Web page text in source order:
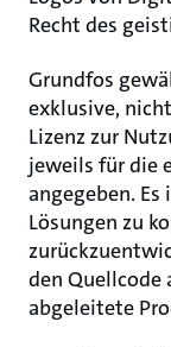
Recht des
Grundfos
exklusive,
Lizenz zur
jeweils für die
angegeben.
Lösungen zu
den Quellcode
abgeleitete